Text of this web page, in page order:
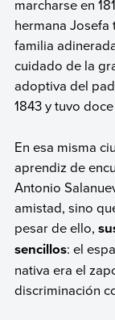
marcharse en
hermana
familia
cuidado de la
adoptiva del
1843 y tuvo
En esa misma
aprendiz de
Antonio
amistad, sino
pesar de ello,
sencillos: el
nativa era el
discriminación